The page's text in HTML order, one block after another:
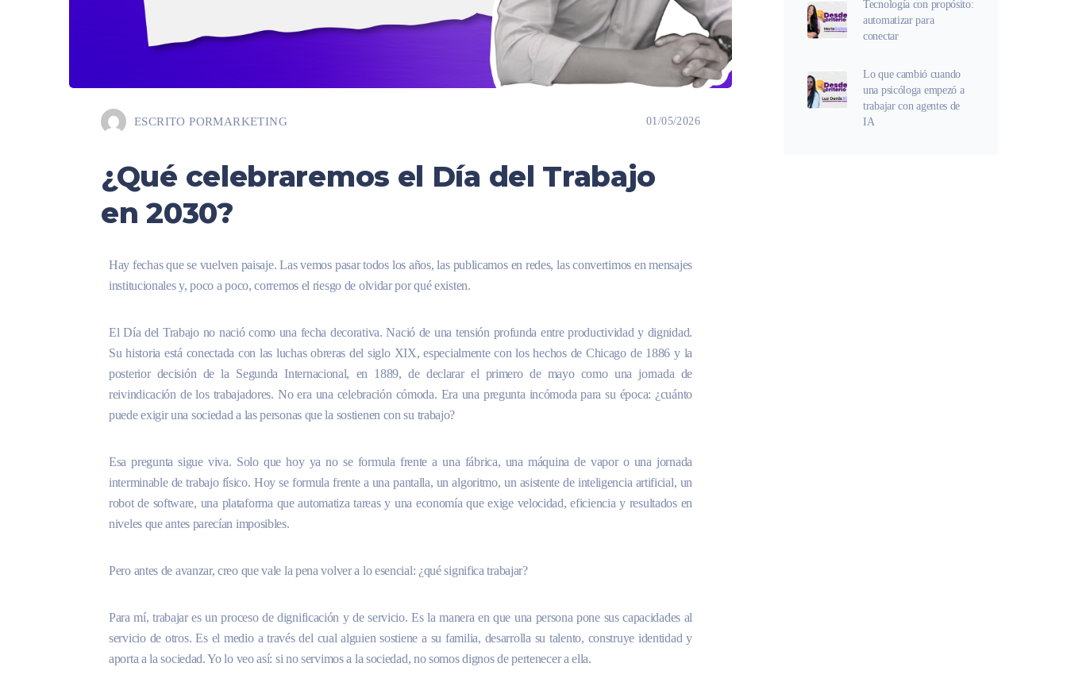
ESCRITO PORMARKETING 01/05/2026
¿Qué celebraremos el Día del Trabajo
en 2030?
Hay fechas que se vuelven paisaje. Las vemos pasar todos los años, las publicamos en redes, las convertimos en mensajes
institucionales y, poco a poco, corremos el riesgo de olvidar por qué existen.
El Día del Trabajo no nació como una fecha decorativa. Nació de una tensión profunda entre productividad y dignidad.
Su historia está conectada con las luchas obreras del siglo XIX, especialmente con los hechos de Chicago de 1886 y la
posterior decisión de la Segunda Internacional, en 1889, de declarar el primero de mayo como una jornada de
reivindicación de los trabajadores. No era una celebración cómoda. Era una pregunta incómoda para su época: ¿cuánto
puede exigir una sociedad a las personas que la sostienen con su trabajo?
Esa pregunta sigue viva. Solo que hoy ya no se formula frente a una fábrica, una máquina de vapor o una jornada
interminable de trabajo físico. Hoy se formula frente a una pantalla, un algoritmo, un asistente de inteligencia artificial, un
robot de software, una plataforma que automatiza tareas y una economía que exige velocidad, eficiencia y resultados en
niveles que antes parecían imposibles.
Pero antes de avanzar, creo que vale la pena volver a lo esencial: ¿qué significa trabajar?
Para mí, trabajar es un proceso de dignificación y de servicio. Es la manera en que una persona pone sus capacidades al
servicio de otros. Es el medio a través del cual alguien sostiene a su familia, desarrolla su talento, construye identidad y
aporta a la sociedad. Yo lo veo así: si no servimos a la sociedad, no somos dignos de pertenecer a ella.
Tecnología con propósito:
automatizar para
conectar
Lo que cambió cuando
una psicóloga empezó a
trabajar con agentes de
IA